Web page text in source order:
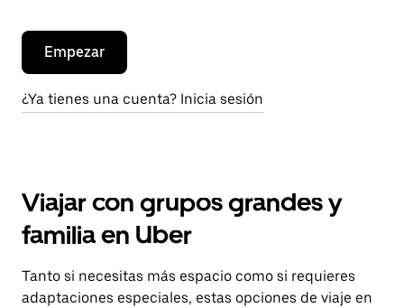
Empezar
¿Ya tienes una cuenta? Inicia sesión
Viajar con grupos grandes y
familia en Uber
Tanto si necesitas más espacio como si requieres
adaptaciones especiales, estas opciones de viaje en